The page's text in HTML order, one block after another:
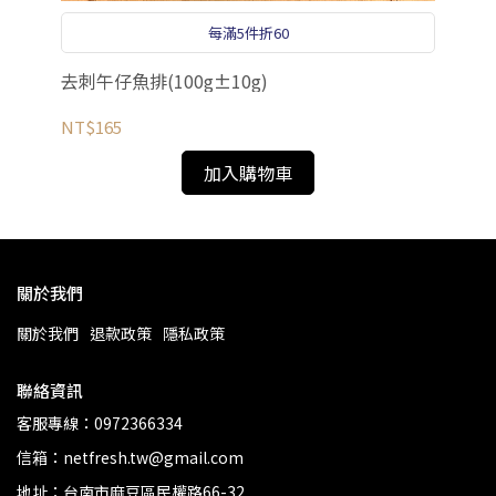
每滿5件折60
去刺午仔魚排(100g±10g)
NT$165
加入購物車
關於我們
關於我們 退款政策 隱私政策
聯絡資訊
客服專線：0972366334
信箱：netfresh.tw@gmail.com
地址：台南市麻豆區民權路66-32